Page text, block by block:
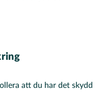
att du har det skydd